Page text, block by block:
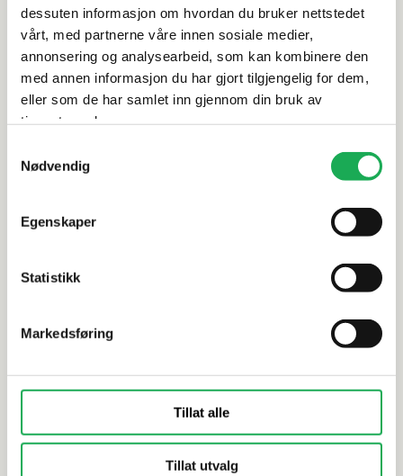
dessuten informasjon om hvordan du bruker nettstedet
vårt, med partnerne våre innen sosiale medier,
annonsering og analysearbeid, som kan kombinere den
med annen informasjon du har gjort tilgjengelig for dem,
eller som de har samlet inn gjennom din bruk av
tjenestene deres.
Nødvendig
Egenskaper
Statistikk
Markedsføring
Tillat alle
Tillat utvalg
Rengjøring og vedlikehold
Leveringsinformasjon
Alternative produkter
Høytrykkslaminat Grand Avenue,